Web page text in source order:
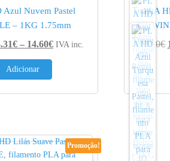
Azul Nuvem Pastel
– 1KG 1.75mm
€ – 14.60€Price range: 14.31€ through
IVA inc.
Adicionar
PLA
17.20€
Promoção!